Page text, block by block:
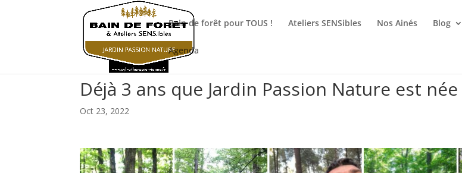
Bain de forêt pour TOUS ! Ateliers SENSibles Nos Ainés Blog
Agenda
Déjà 3 ans que Jardin Passion Nature est née
Oct 23, 2022